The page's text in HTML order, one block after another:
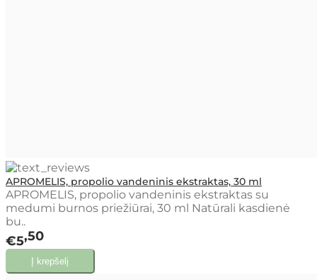
APROMELIS, propolio vandeninis ekstraktas, 30 ml
APROMELIS, propolio vandeninis ekstraktas su
medumi burnos priežiūrai, 30 ml Natūrali kasdienė
bu..
€5 50